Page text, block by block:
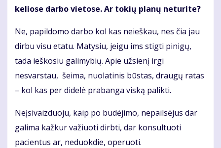
keliose darbo vietose. Ar tokių planų neturite?
Ne, papildomo darbo kol kas neieškau, nes čia jau
dirbu visu etatu. Matysiu, jeigu ims stigti pinigų,
tada ieškosiu galimybių. Apie užsienį irgi
nesvarstau, šeima, nuolatinis būstas, draugų ratas
– kol kas per didelė prabanga viską palikti.
Neįsivaizduoju, kaip po budėjimo, nepailsėjus dar
galima kažkur važiuoti dirbti, dar konsultuoti
pacientus ar, neduokdie, operuoti.